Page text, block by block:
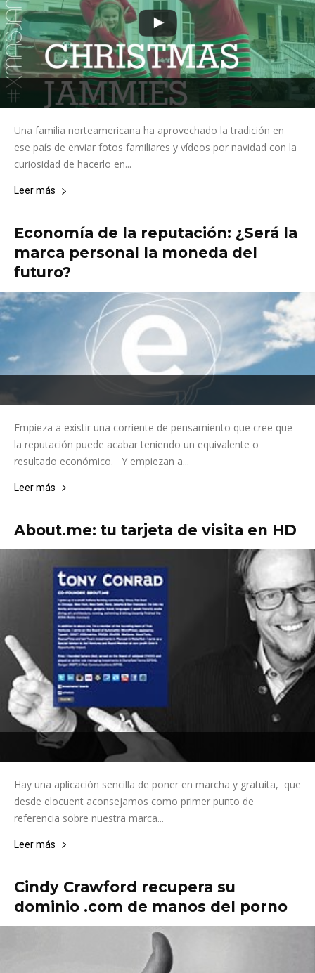
Una familia norteamericana ha aprovechado la tradición en
ese país de enviar fotos familiares y vídeos por navidad con la
curiosidad de hacerlo en...
Leer más
Economía de la reputación: ¿Será la
marca personal la moneda del
futuro?
Empieza a existir una corriente de pensamiento que cree que
la reputación puede acabar teniendo un equivalente o
resultado económico. Y empiezan a...
Leer más
About.me: tu tarjeta de visita en HD
Hay una aplicación sencilla de poner en marcha y gratuita, que
desde elocuent aconsejamos como primer punto de
referencia sobre nuestra marca...
Leer más
Cindy Crawford recupera su
dominio .com de manos del porno